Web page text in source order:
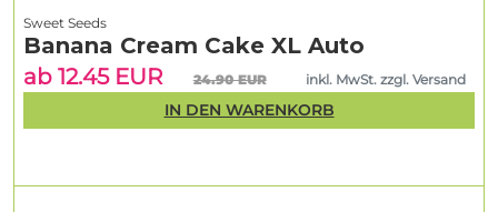
Sweet Seeds
Banana Cream Cake XL Auto
ab 12.45 EUR
24.90 EUR inkl. MwSt. zzgl. Versand
IN DEN WARENKORB